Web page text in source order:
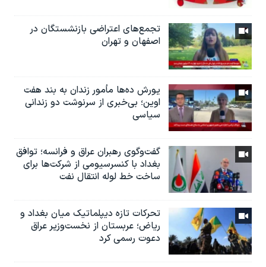
تجمع‌های اعتراضی بازنشستگان در
اصفهان و تهران
یورش ده‌ها مأمور زندان به بند هفت
اوین؛ بی‌خبری از سرنوشت دو زندانی
سیاسی
گفت‌وگوی رهبران عراق و فرانسه؛ توافق
بغداد با کنسرسیومی از شرکت‌ها برای
ساخت خط لوله انتقال نفت
تحرکات تازه دیپلماتیک میان بغداد و
ریاض؛ عربستان از نخست‌وزیر عراق
دعوت رسمی کرد